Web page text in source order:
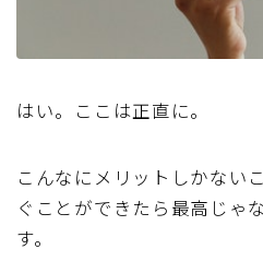
はい。ここは正直に。
こんなにメリットしかない
ぐことができたら最高じゃ
す。